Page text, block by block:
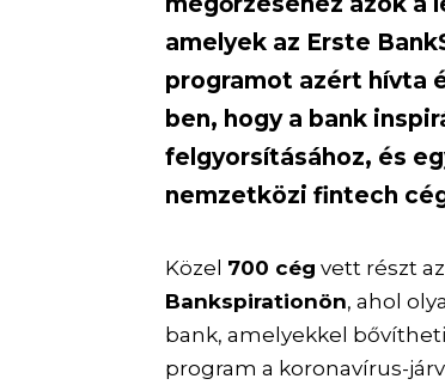
amelyek az Erste
programot azért hívta
ben, hogy a bank
felgyorsításához, és
nemzetközi fintech
Közel 700 cég vett részt
Bankspirationön, ahol
bank, amelyekkel
program a koronavírus-